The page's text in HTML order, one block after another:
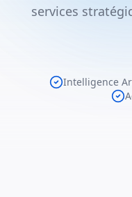
services
Intelligence